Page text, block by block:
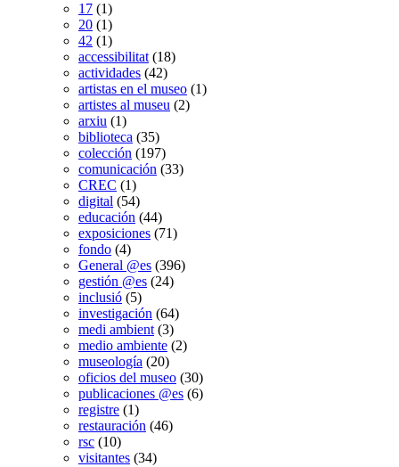
17 (1)
20 (1)
42 (1)
accessibilitat(18)
actividades (42)
artistas en el museo (1)
artistes al museu (2)
arxiu (1)
biblioteca (35)
colección (197)
comunicación (33)
CREC (1)
digital (54)
educación (44)
exposiciones (71)
fondo (4)
General @es (396)
gestión @es (24)
inclusió (5)
investigación (64)
medi ambient(3)
medio ambiente (2)
museología (20)
oficios del museo (30)
publicaciones @es (6)
registre (1)
restauración (46)
rsc (10)
visitantes (34)